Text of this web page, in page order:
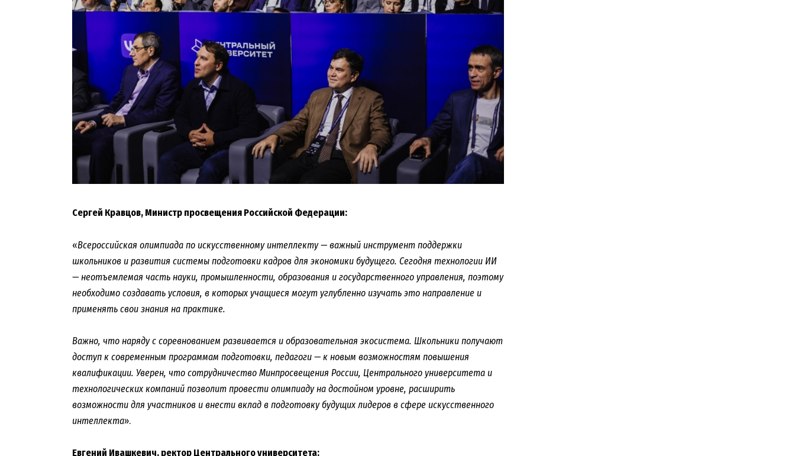
Сергей Кравцов, Министр просвещения Российской Федерации:
«Всероссийская олимпиада по искусственному интеллекту — важный инструмент поддержки
школьников и развития системы подготовки кадров для экономики будущего. Сегодня технологии ИИ
— неотъемлемая часть науки, промышленности, образования и государственного управления, поэтому
необходимо создавать условия, в которых учащиеся могут углубленно изучать это направление и
применять свои знания на практике.
Важно, что наряду с соревнованием развивается и образовательная экосистема. Школьники получают
доступ к современным программам подготовки, педагоги — к новым возможностям повышения
квалификации. Уверен, что сотрудничество Минпросвещения России, Центрального университета и
технологических компаний позволит провести олимпиаду на достойном уровне, расширить
возможности для участников и внести вклад в подготовку будущих лидеров в сфере искусственного
интеллекта».
Евгений Ивашкевич, ректор Центрального университета: